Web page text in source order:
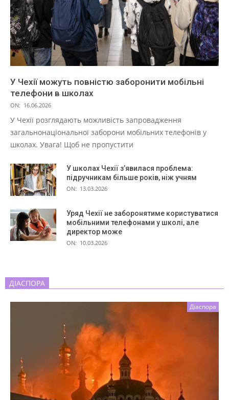
У Чехії можуть повністю заборонити мобільні
телефони в школах
ON: 16.06.2026
У Чехії розглядають можливість запровадження
загальнонаціональної заборони мобільних телефонів у
школах. Увага! Щоб не пропустити
У школах Чехії з’явилася проблема:
підручникам більше років, ніж учням
ON: 13.03.2026
Уряд Чехії не заборонятиме користуватися
мобільними телефонами у школі, але
директор може
ON: 10.03.2026
ДІАСПОРА
Діаспора